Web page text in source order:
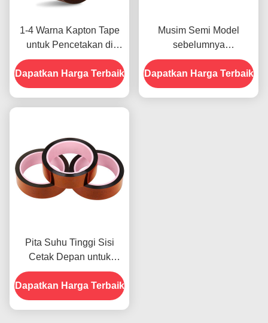
1-4 Warna Kapton Tape
untuk Pencetakan di
Bagian Depan
Dapatkan Harga Terbaik
Musim Semi Model
sebelumnya
menampilkan Ketahanan
Terhadap Kelembaban
dan Kekuatan Kupas
Dapatkan Harga Terbaik
Pita Suhu Tinggi Sisi
Cetak Depan untuk
Produk Dalam Stok
Dapatkan Harga Terbaik